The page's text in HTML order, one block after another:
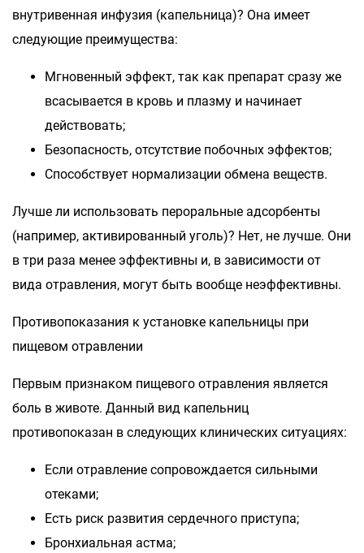
внутривенная инфузия (капельница)? Она имеет
следующие преимущества:
Мгновенный эффект, так как препарат сразу же
всасывается в кровь и плазму и начинает
действовать;
Безопасность, отсутствие побочных эффектов;
Способствует нормализации обмена веществ.
Лучше ли использовать пероральные адсорбенты
(например, активированный уголь)? Нет, не лучше. Они
в три раза менее эффективны и, в зависимости от
вида отравления, могут быть вообще неэффективны.
Противопоказания к установке капельницы при
пищевом отравлении
Первым признаком пищевого отравления является
боль в животе. Данный вид капельниц
противопоказан в следующих клинических ситуациях:
Если отравление сопровождается сильными
отеками;
Есть риск развития сердечного приступа;
Бронхиальная астма;